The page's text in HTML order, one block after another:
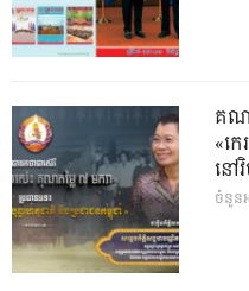
គណ
«ក
នៅ
ចំនួន